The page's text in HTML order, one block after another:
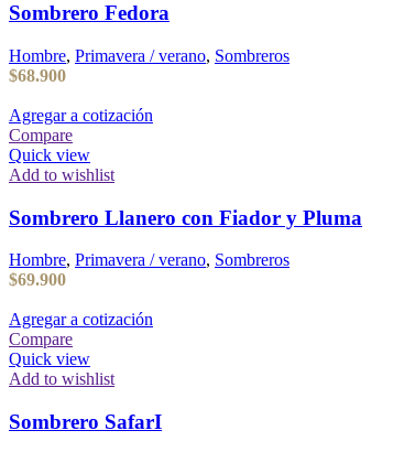
Sombrero Fedora
Hombre, Primavera / verano, Sombreros
$68.900
Agregar a cotización
Compare
Quick view
Add to wishlist
Sombrero Llanero con Fiador y Pluma
Hombre, Primavera / verano, Sombreros
$69.900
Agregar a cotización
Compare
Quick view
Add to wishlist
Sombrero SafarI